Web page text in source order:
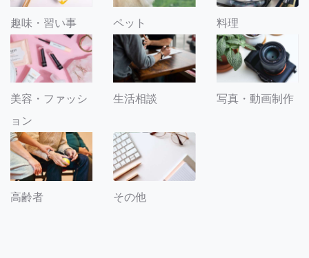
趣味・習い事 ペット 料理
美容・ファッシ
ョン
生活相談 写真・動画制作
高齢者 その他